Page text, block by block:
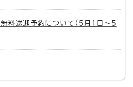
料送迎予約について（5月1日～5